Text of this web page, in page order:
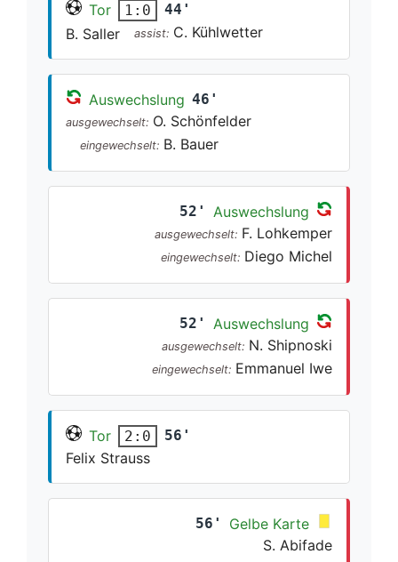
Tor 1:0 44'
B. Saller assist: C. Kühlwetter
Auswechslung 46'
ausgewechselt: O. Schönfelder
eingewechselt: B. Bauer
52' Auswechslung
ausgewechselt: F. Lohkemper
eingewechselt: Diego Michel
52' Auswechslung
ausgewechselt: N. Shipnoski
eingewechselt: Emmanuel Iwe
Tor 2:0 56'
Felix Strauss
56'
Gelbe Karte
S. Abifade